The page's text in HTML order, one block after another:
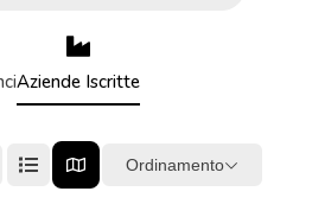
Aziende Iscritte
Ordinamento